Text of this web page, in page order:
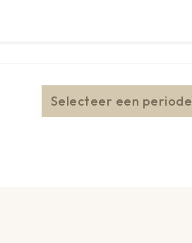
Selecteer een periode